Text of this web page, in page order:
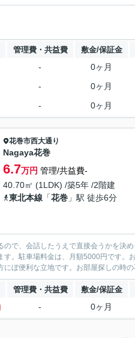
管理費・共益費 敷金/保証金
- 0ヶ月
- 0ヶ月
- 0ヶ月
花巻市西大通り
Nagaya花巻
6.7万円 管理/共益費-
40.70㎡ (1LDK) /築5年 /2階建
東北本線 「花巻 」駅 徒歩6分
ので、会話したうえで直接会うかを決
す。駐車場料金は、月額5000円です
ぼ便利な立地です。お部屋探しの時
管理費・共益費 敷金/保証金
- 0ヶ月